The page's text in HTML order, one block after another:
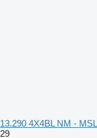
13.290 4X4BL NM -
29